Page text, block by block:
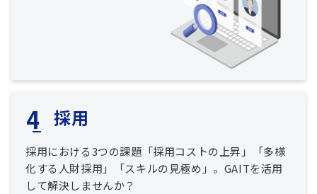
採用
採用における3つの課題「採用コストの上昇」「多様
化する人財採用」「スキルの見極め」。GAITを活用
して解決しませんか？